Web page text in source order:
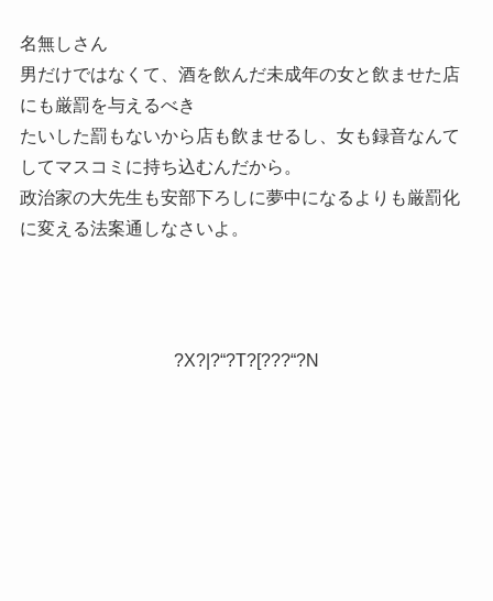
名無しさん
男だけではなくて、酒を飲んだ未成年の女と飲ませた店
にも厳罰を与えるべき
たいした罰もないから店も飲ませるし、女も録音なんて
してマスコミに持ち込むんだから。
政治家の大先生も安部下ろしに夢中になるよりも厳罰化
に変える法案通しなさいよ。
?X?|?“?T?[???“?N